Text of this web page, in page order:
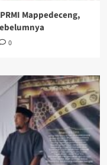
Mappedeceng,
0